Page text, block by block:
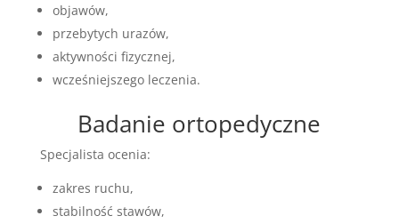
objawów,
przebytych urazów,
aktywności fizycznej,
wcześniejszego leczenia.
Badanie ortopedyczne
Specjalista ocenia:
zakres ruchu,
stabilność stawów,